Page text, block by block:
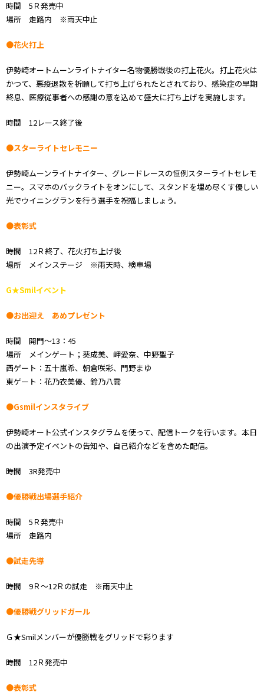
時間 5Ｒ発売中
場所 走路内 ※雨天中止
●花火打上
伊勢崎オートムーンライトナイター名物優勝戦後の打上花火。打上花火は
かつて、悪疫退散を祈願して打ち上げられたとされており、感染症の早期
終息、医療従事者への感謝の意を込めて盛大に打ち上げを実施します。
時間 12レース終了後
●スターライトセレモニー
伊勢崎ムーンライトナイター、グレードレースの恒例スターライトセレモ
ニー。スマホのバックライトをオンにして、スタンドを埋め尽くす優しい
光でウイニングランを行う選手を祝福しましょう。
●表彰式
時間 12Ｒ終了、花火打ち上げ後
場所 メインステージ ※雨天時、検車場
G★Smilイベント
●お出迎え あめプレゼント
時間 開門～13：45
場所 メインゲート；葵成美、岬愛奈、中野聖子
西ゲート：五十嵐希、朝倉咲彩、門野まゆ
東ゲート：花乃衣美優、鈴乃八雲
●Gsmilインスタライブ
伊勢崎オート公式インスタグラムを使って、配信トークを行います。本日
の出演予定イベントの告知や、自己紹介などを含めた配信。
時間 3R発売中
●優勝戦出場選手紹介
時間 5Ｒ発売中
場所 走路内
●試走先導
時間 9Ｒ～12Ｒの試走 ※雨天中止
●優勝戦グリッドガール
Ｇ★Smilメンバーが優勝戦をグリッドで彩ります
時間 12Ｒ発売中
●表彰式